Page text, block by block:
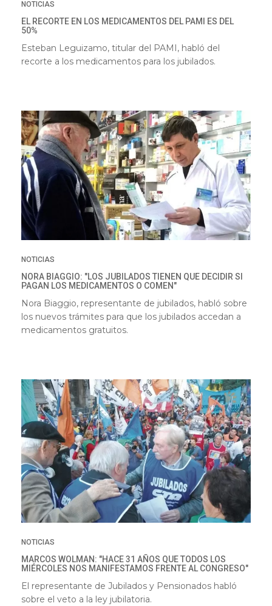
NOTICIAS
EL RECORTE EN LOS MEDICAMENTOS DEL PAMI ES DEL
50%
Esteban Leguizamo, titular del PAMI, habló del
recorte a los medicamentos para los jubilados.
NOTICIAS
NORA BIAGGIO: "LOS JUBILADOS TIENEN QUE DECIDIR SI
PAGAN LOS MEDICAMENTOS O COMEN"
Nora Biaggio, representante de jubilados, habló sobre
los nuevos trámites para que los jubilados accedan a
medicamentos gratuitos.
NOTICIAS
MARCOS WOLMAN: "HACE 31 AÑOS QUE TODOS LOS
MIÉRCOLES NOS MANIFESTAMOS FRENTE AL CONGRESO"
El representante de Jubilados y Pensionados habló
sobre el veto a la ley jubilatoria.